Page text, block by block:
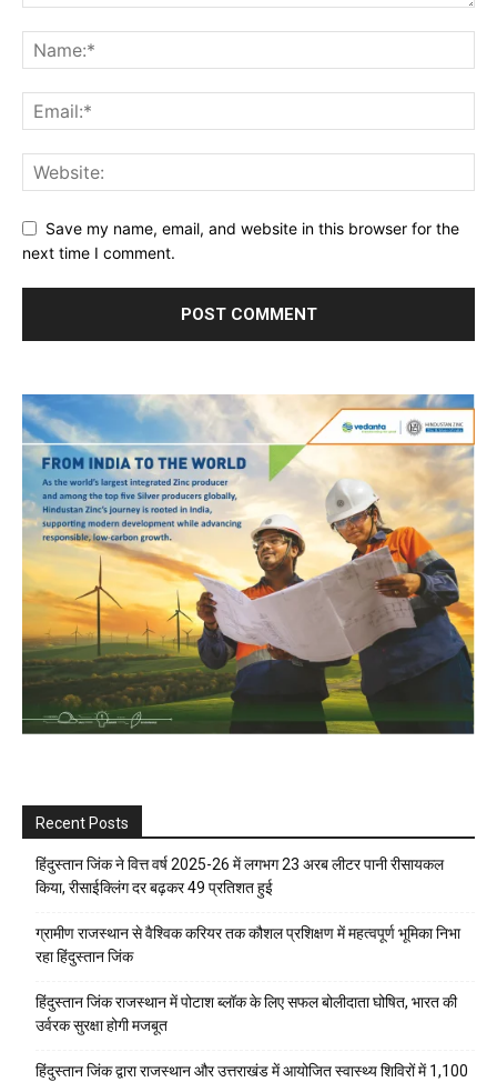
Save my name, email, and website in this browser for the
next time I comment.
Recent Posts
हिंदुस्तान जिंक ने वित्त वर्ष 2025-26 में लगभग 23 अरब लीटर पानी रीसायकल
किया, रीसाईक्लिंग दर बढ़कर 49 प्रतिशत हुई
ग्रामीण राजस्थान से वैश्विक करियर तक कौशल प्रशिक्षण में महत्वपूर्ण भूमिका निभा
रहा हिंदुस्तान जिंक
हिंदुस्तान जिंक राजस्थान में पोटाश ब्लॉक के लिए सफल बोलीदाता घोषित, भारत की
उर्वरक सुरक्षा होगी मजबूत
हिंदुस्तान जिंक द्वारा राजस्थान और उत्तराखंड में आयोजित स्वास्थ्य शिविरों में 1,100